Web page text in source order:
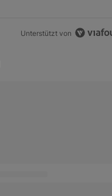
Unterstützt von